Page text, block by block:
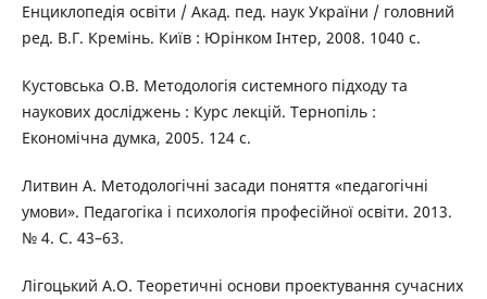
Енциклопедія освіти / Акад. пед. наук України / головний
ред. В.Г. Кремінь. Київ : Юрінком Інтер, 2008. 1040 с.
Кустовська О.В. Методологія системного підходу та
наукових досліджень : Курс лекцій. Тернопіль :
Економічна думка, 2005. 124 с.
Литвин А. Методологічні засади поняття «педагогічні
умови». Педагогіка і психологія професійної освіти. 2013.
№ 4. С. 43–63.
Лігоцький А.О. Теоретичні основи проектування сучасних